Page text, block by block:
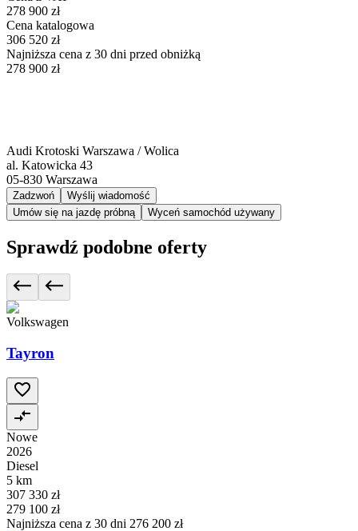
278 900 zł
Cena katalogowa
306 520 zł
Najniższa cena z 30 dni przed obniżką
278 900 zł
Audi Krotoski Warszawa / Wolica
al. Katowicka 43
05-830 Warszawa
Zadzwoń
Wyślij wiadomość
Umów się na jazdę próbną
Wyceń samochód używany
Sprawdź podobne oferty
Volkswagen
Tayron
Nowe
2026
Diesel
5 km
307 330 zł
279 100 zł
Najniższa cena z 30 dni 276 200 zł